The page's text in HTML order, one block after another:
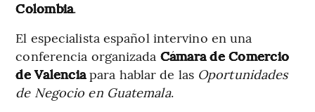
Colombia.
El especialista español intervino en una
conferencia organizada Cámara de Comercio
de Valenciapara hablar de las Oportunidades
de Negocio en Guatemala.